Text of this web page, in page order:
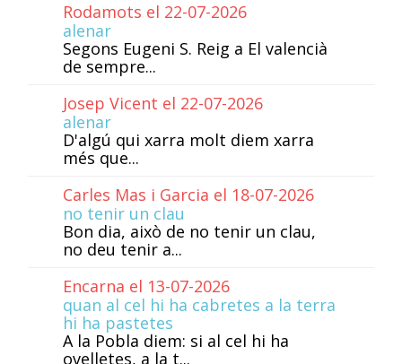
Rodamots el 22-07-2026
alenar
Segons Eugeni S. Reig a El valencià
de sempre...
Josep Vicent el 22-07-2026
alenar
D'algú qui xarra molt diem xarra
més que...
Carles Mas i Garcia el 18-07-2026
no tenir un clau
Bon dia, això de no tenir un clau,
no deu tenir a...
Encarna el 13-07-2026
quan al cel hi ha cabretes a la terra
hi ha pastetes
A la Pobla diem: si al cel hi ha
ovelletes, a la t...